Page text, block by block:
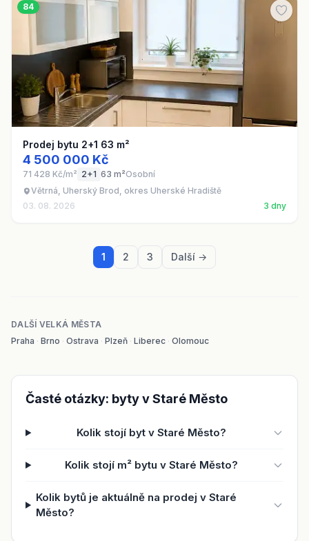
84
Prodej bytu 2+1 63 m²
4 500 000 Kč
71 428 Kč/m² 2+1 63 m²Osobní
Větrná, Uherský Brod, okres Uherské Hradiště
03. 08. 2026
3 dny
1 2 3 Další →
DALŠÍ VELKÁ MĚSTA
Praha · Brno · Ostrava · Plzeň · Liberec · Olomouc
Časté otázky: byty v Staré Město
Kolik stojí byt v Staré Město?
Kolik stojí m² bytu v Staré Město?
Kolik bytů je aktuálně na prodej v Staré
Město?